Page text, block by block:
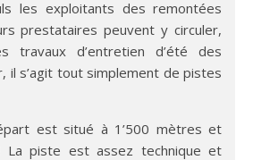
les exploitants des remontées
prestataires peuvent y circuler,
travaux d’entretien d’été des
il s’agit tout simplement de pistes
est situé à 1’500 mètres et
La piste est assez technique et